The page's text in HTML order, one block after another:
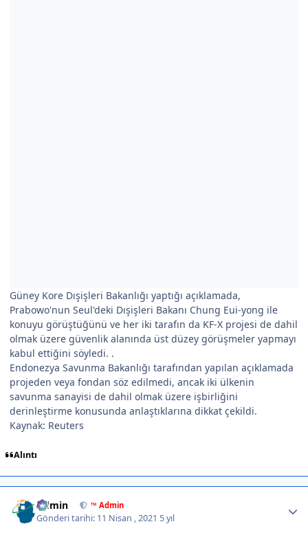
Güney Kore Dışişleri Bakanlığı yaptığı açıklamada,
Prabowo'nun Seul'deki Dışişleri Bakanı Chung Eui-yong ile
konuyu görüştüğünü ve her iki tarafın da KF-X projesi de dahil
olmak üzere güvenlik alanında üst düzey görüşmeler yapmayı
kabul ettiğini söyledi. .
Endonezya Savunma Bakanlığı tarafından yapılan açıklamada
projeden veya fondan söz edilmedi, ancak iki ülkenin
savunma sanayisi de dahil olmak üzere işbirliğini
derinleştirme konusunda anlaştıklarına dikkat çekildi.
Kaynak: Reuters
Alıntı
Admin ™ Admin
Gönderi tarihi: 11 Nisan , 2021 5 yıl